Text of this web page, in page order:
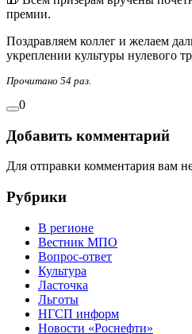
премии.
Поздравляем коллег и желаем
укреплении культуры нулевого
Прочитано 54 раз.
0
Добавить комментарий
Для отправки комментария вам
Рубрики
В регионе
Вестник МПО
Вопрос-ответ
Культура
Ласточка
Льготы
НГСП информ
Новости «Роснефти»